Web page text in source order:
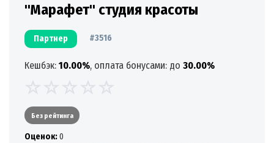
"Марафет" студия красоты
Партнер #3516
Кешбэк: 10.00%, оплата бонусами: до 30.00%
Без рейтинга
Oценок:0